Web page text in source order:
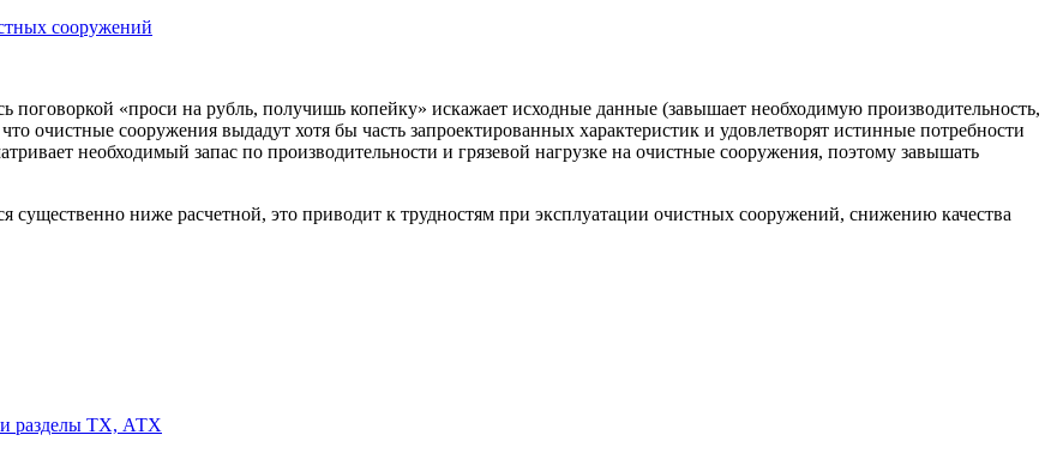
сооружений
поговоркой «проси на рубль, получишь копейку» искажает исходные данные (завышает необходимую производительность,
очистные сооружения выдадут хотя бы часть запроектированных характеристик и удовлетворят истинные потребности
необходимый запас по производительности и грязевой нагрузке на очистные сооружения, поэтому завышать
существенно ниже расчетной, это приводит к трудностям при эксплуатации очистных сооружений, снижению качества
разделы ТХ, АТХ